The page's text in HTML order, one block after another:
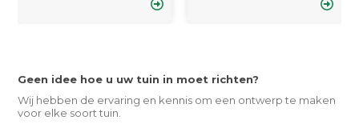
Geen idee hoe u uw tuin in moet richten?
Wij hebben de ervaring en kennis om een ontwerp te maken
voor elke soort tuin.